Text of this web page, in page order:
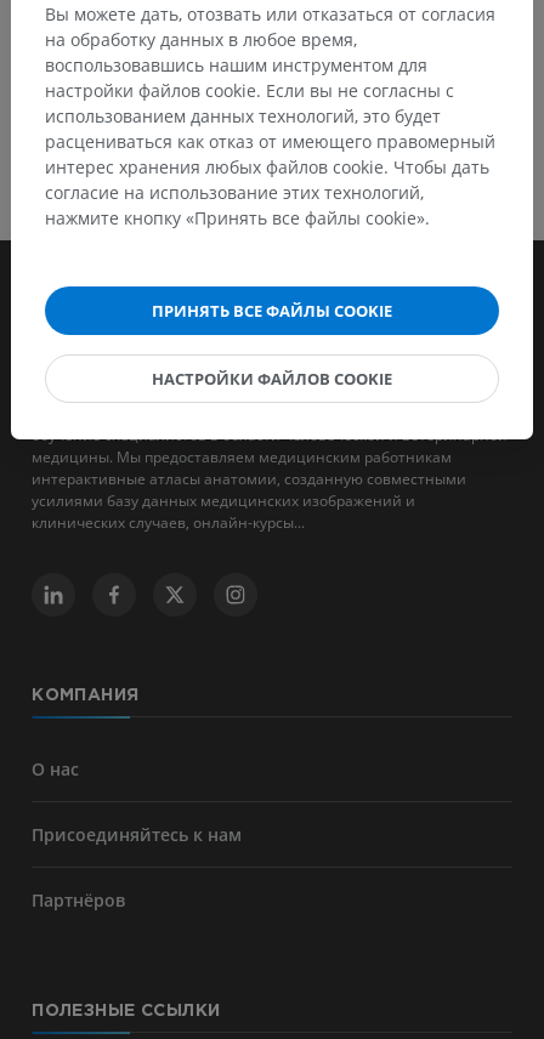
обучение специалистов в области человеческой и ветеринарной
медицины. Мы предоставляем медицинским работникам
интерактивные атласы анатомии, созданную совместными
усилиями базу данных медицинских изображений и
клинических случаев, онлайн-курсы...
КОМПАНИЯ
О нас
Присоединяйтесь к нам
Партнёров
ПОЛЕЗНЫЕ ССЫЛКИ
Вы можете дать, отозвать или отказаться от согласия
на обработку данных в любое время,
воспользовавшись нашим инструментом для
настройки файлов cookie. Если вы не согласны с
использованием данных технологий, это будет
расцениваться как отказ от имеющего правомерный
интерес хранения любых файлов cookie. Чтобы дать
согласие на использование этих технологий,
нажмите кнопку «Принять все файлы cookie».
ПРИНЯТЬ ВСЕ ФАЙЛЫ COOKIE
НАСТРОЙКИ ФАЙЛОВ COOKIE